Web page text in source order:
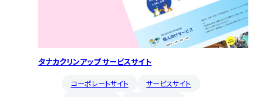
タナカクリンアップ サービスサイト
コーポレートサイト
サービスサイト